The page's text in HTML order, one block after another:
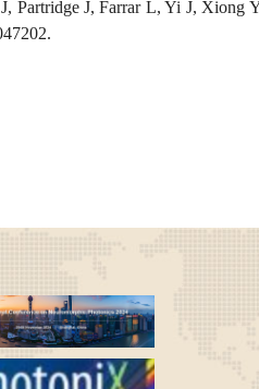
J, Farrar L, Yi J, Xiong